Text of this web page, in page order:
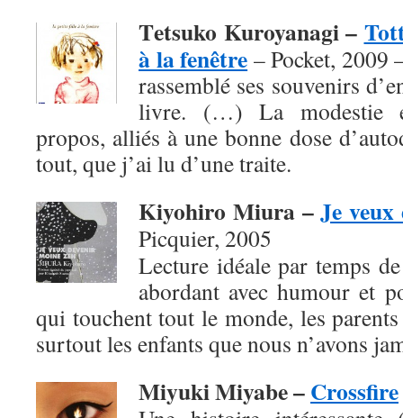
Tetsuko Kuroyanagi –
à la fenêtre – Pocket, 2009
rassemblé ses souvenirs
livre. (…) La modestie
propos, alliés à une bonne dose
tout, que j’ai lu d’une traite.
Kiyohiro Miura –Je
Picquier, 2005
Lecture idéale par temps
abordant avec humour et
qui touchent tout le monde, les
surtout les enfants que nous n’avons
Miyuki Miyabe –Crossfire